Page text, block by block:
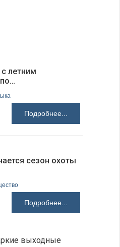
летним
Подробнее...
сезон охоты
Подробнее...
выходные